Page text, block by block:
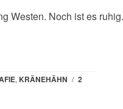
Westen. Noch ist es
, KRÄNEHÄHN / 2